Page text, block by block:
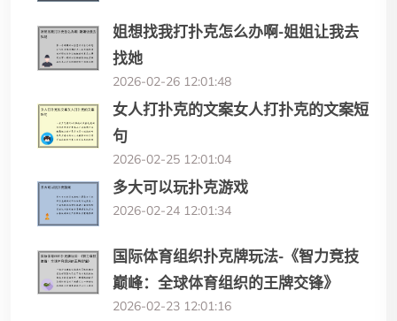
姐想找我打扑克怎么办啊-姐姐让我去
找她
2026-02-26 12:01:48
女人打扑克的文案女人打扑克的文案短
句
2026-02-25 12:01:04
多大可以玩扑克游戏
2026-02-24 12:01:34
国际体育组织扑克牌玩法-《智力竞技
巅峰：全球体育组织的王牌交锋》
2026-02-23 12:01:16